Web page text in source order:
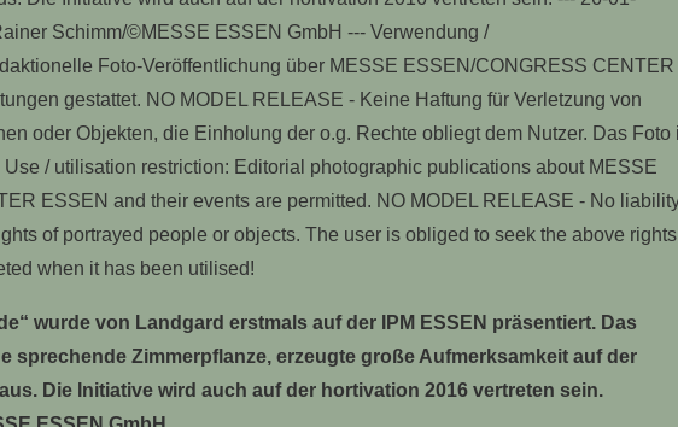
wurde von Landgard erstmals auf der IPM ESSEN präsentiert. Das
sprechende Zimmerpflanze, erzeugte große Aufmerksamkeit auf der
Die Initiative wird auch auf der hortivation 2016 vertreten sein.